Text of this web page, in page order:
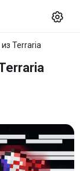
Terraria